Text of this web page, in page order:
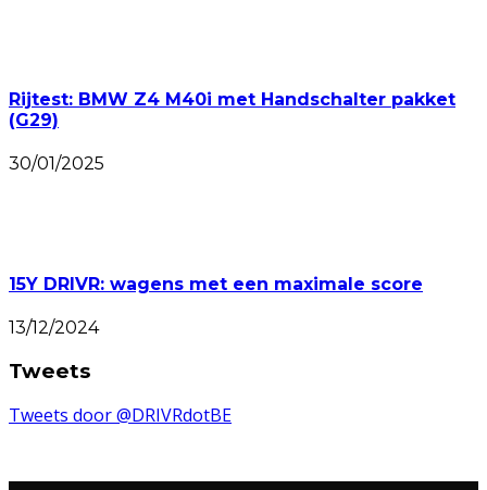
Rijtest: BMW Z4 M40i met Handschalter pakket
(G29)
30/01/2025
15Y DRIVR: wagens met een maximale score
13/12/2024
Tweets
Tweets door @DRIVRdotBE